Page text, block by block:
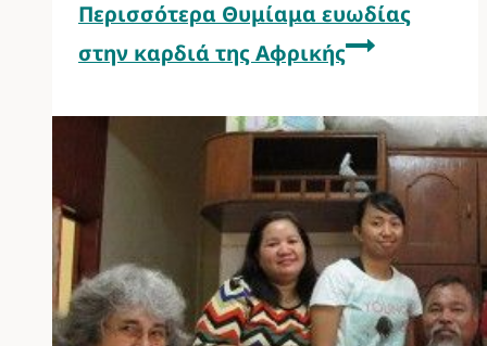
Περισσότερα Θυμίαμα ευωδίας
στην καρδιά της Αφρικής